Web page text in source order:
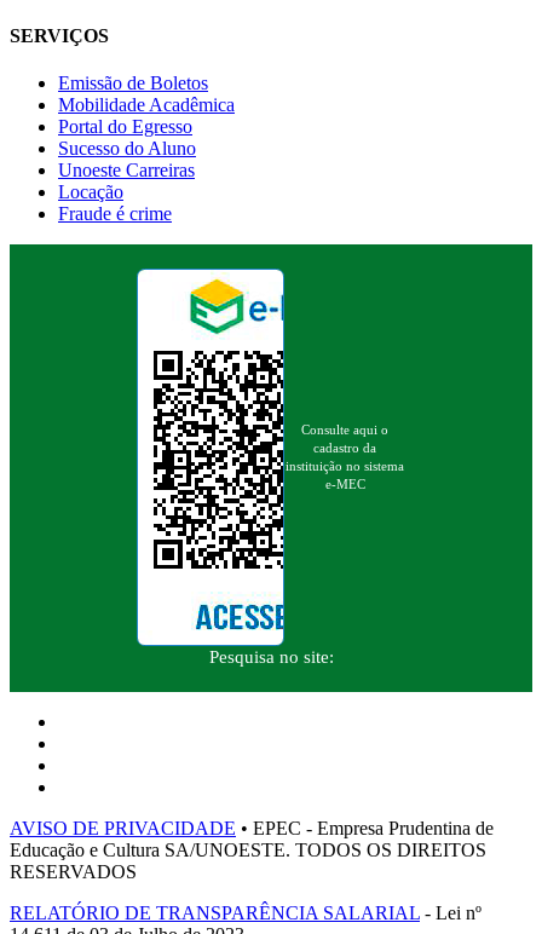
SERVIÇOS
Emissão de Boletos
Mobilidade Acadêmica
Portal do Egresso
Sucesso do Aluno
Unoeste Carreiras
Locação
Fraude é crime
Consulte aqui o
cadastro da
instituição no sistema
e-MEC
Pesquisa no site:
AVISO DE PRIVACIDADE • EPEC - Empresa Prudentina de
Educação e Cultura SA/UNOESTE. TODOS OS DIREITOS
RESERVADOS
RELATÓRIO DE TRANSPARÊNCIA SALARIAL - Lei nº